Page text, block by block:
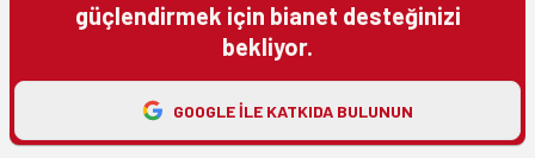
güçlendirmek için bianet desteğinizi
bekliyor.
GOOGLE ILE KATKIDA BULUNUN